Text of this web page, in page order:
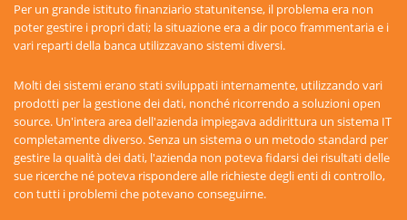
Per un grande istituto finanziario statunitense, il problema era non
poter gestire i propri dati; la situazione era a dir poco frammentaria e i
vari reparti della banca utilizzavano sistemi diversi.
Molti dei sistemi erano stati sviluppati internamente, utilizzando vari
prodotti per la gestione dei dati, nonché ricorrendo a soluzioni open
source. Un'intera area dell'azienda impiegava addirittura un sistema IT
completamente diverso. Senza un sistema o un metodo standard per
gestire la qualità dei dati, l'azienda non poteva fidarsi dei risultati delle
sue ricerche né poteva rispondere alle richieste degli enti di controllo,
con tutti i problemi che potevano conseguirne.